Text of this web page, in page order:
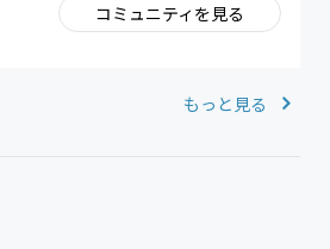
コミュニティを見る
もっと見る